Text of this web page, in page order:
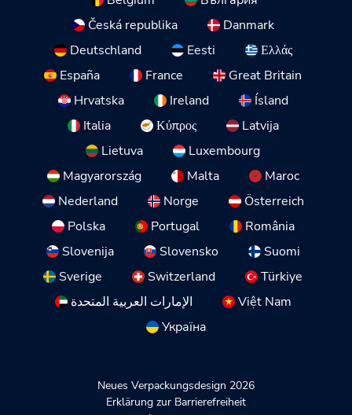
Česká republika
Danmark
Deutschland
Eesti
Ελλάς
España
France
Great Britain
Hrvatska
Ireland
Ísland
Italia
Κύπρος
Latvija
Lietuva
Luxembourg
Magyarország
Malta
Maroc
Nederland
Norge
Österreich
Polska
Portugal
România
Slovenija
Slovensko
Suomi
Sverige
Switzerland
Türkiye
الإمارات العربية المتحدة
Việt Nam
Україна
Neues Verpackungsdesign 2026
Erklärung zur Barrierefreiheit